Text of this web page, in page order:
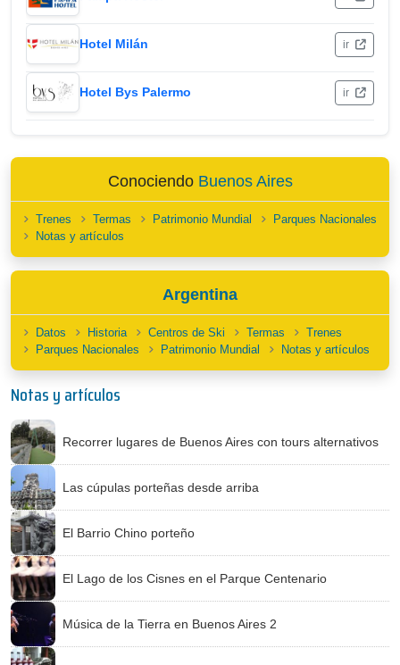
Hotel Milán ir
Hotel Bys Palermo ir
Conociendo Buenos Aires
Trenes Termas Patrimonio Mundial
Parques Nacionales
Notas y artículos
Argentina
Datos Historia Centros de Ski Termas
Trenes
Parques Nacionales
Patrimonio Mundial Notas y artículos
Notas y artículos
Recorrer lugares de Buenos Aires con tours alternativos
Las cúpulas porteñas desde arriba
El Barrio Chino porteño
El Lago de los Cisnes en el Parque Centenario
Música de la Tierra en Buenos Aires 2